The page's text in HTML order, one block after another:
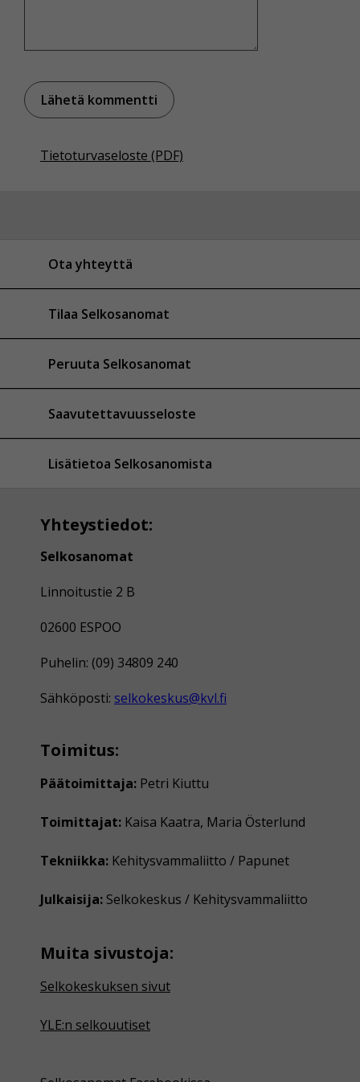
Tietoturvaseloste (PDF)
Ota yhteyttä
Tilaa Selkosanomat
Peruuta Selkosanomat
Saavutettavuusseloste
Lisätietoa Selkosanomista
Yhteystiedot:
Selkosanomat
Linnoitustie 2 B
02600 ESPOO
Puhelin: (09) 34809 240
Sähköposti: selkokeskus@kvl.fi
Toimitus:
Päätoimittaja: Petri Kiuttu
Toimittajat: Kaisa Kaatra, Maria Österlund
Tekniikka: Kehitysvammaliitto / Papunet
Julkaisija: Selkokeskus / Kehitysvammaliitto
Muita sivustoja:
Selkokeskuksen sivut
YLE:n selkouutiset